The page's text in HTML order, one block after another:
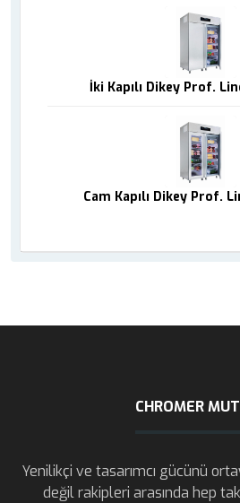
İki Kapılı Dikey Prof.
Cam Kapılı Dikey Prof.
CHROMER
Yenilikçi ve tasarımcı gücünü
değil rakipleri arasında hep